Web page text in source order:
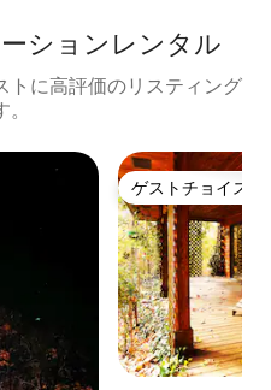
ションレンタル
トに高評価のリスティング
ゲストチョイス
ゲストチョイス